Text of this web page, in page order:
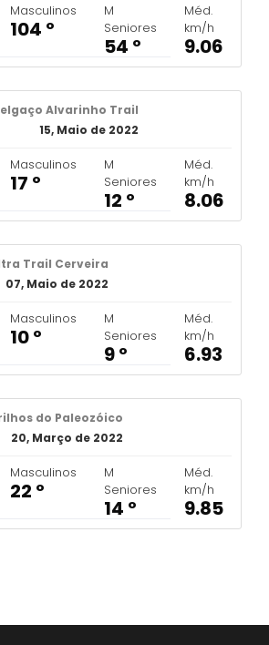
Masculinos
104 º
M
Seniores
54 º
Méd.
km/h
9.06
Alvarinho Trail
15, Maio de 2022
Masculinos
17 º
M
Seniores
12 º
Méd.
km/h
8.06
Trail Cerveira
07, Maio de 2022
Masculinos
10 º
M
Seniores
9 º
Méd.
km/h
6.93
do Paleozóico
20, Março de 2022
Masculinos
22 º
M
Seniores
14 º
Méd.
km/h
9.85